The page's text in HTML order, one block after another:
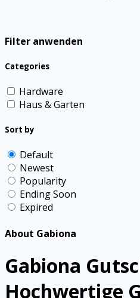
Filter anwenden
Categories
Hardware
Haus & Garten
Sort by
Default
Newest
Popularity
Ending Soon
Expired
About Gabiona
Gabiona
Hochwertige